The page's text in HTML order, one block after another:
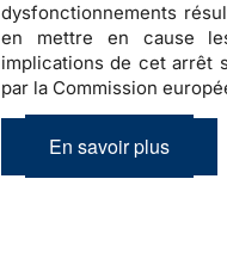
dysfonctionnements
en mettre en cause
implications de cet arrêt
par la Commission
En savoir plus